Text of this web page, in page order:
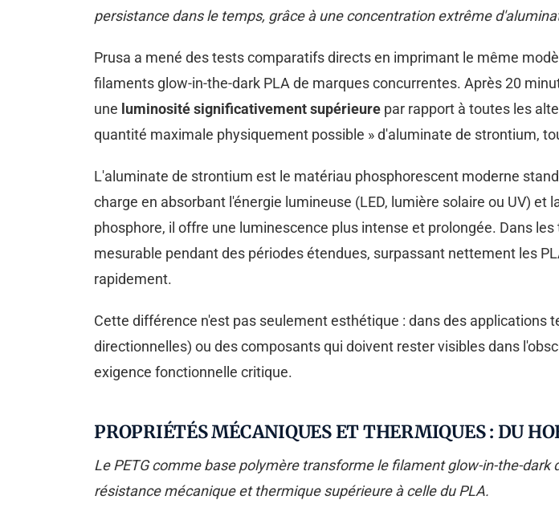
persistance dans le temps, grâce à une concentration extrême
Prusa a mené des tests comparatifs directs en imprimant le même
filaments glow-in-the-dark PLA de marques concurrentes. Après 20
une luminosité significativement supérieure par rapport à toutes les
quantité maximale physiquement possible » d'aluminate de strontium,
L'aluminate de strontium est le matériau phosphorescent moderne
charge en absorbant l'énergie lumineuse (LED, lumière solaire ou UV)
phosphore, il offre une luminescence plus intense et prolongée. Dans
mesurable pendant des périodes étendues, surpassant nettement les
rapidement.
Cette différence n'est pas seulement esthétique : dans des applications
directionnelles) ou des composants qui doivent rester visibles dans
exigence fonctionnelle critique.
PROPRIÉTÉS MÉCANIQUES ET THERMIQUES : DU
Le PETG comme base polymère transforme le filament glow-in-the-
résistance mécanique et thermique supérieure à celle du PLA.